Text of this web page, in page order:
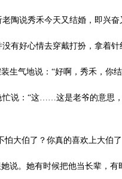
说秀禾今天又结婚，即兴奋
好心情去穿戴打扮，拿着针
气地说：“好啊，秀禾，你结
：“这……这是老爷的意思，
大伯了？你真的喜欢上大伯
她有时候把他当长辈，有